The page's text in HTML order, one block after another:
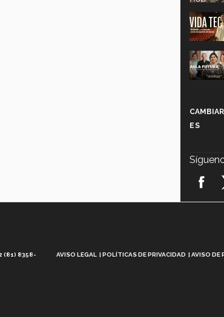
ES
(81) 8358- AVISO LEGAL POLÍTICAS DE PRIVACIDAD AVISO DE